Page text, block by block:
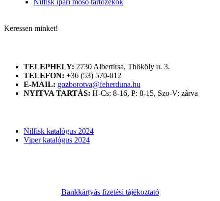
Nilfisk ipari mosó tartozékok
Keressen minket!
TELEPHELY: 2730 Albertirsa, Thököly u. 3.
TELEFON: +36 (53) 570-012
E-MAIL: gozborotva@feherduna.hu
NYITVA TARTÁS: H-Cs: 8-16, P: 8-15, Szo-V: zárva
Nilfisk katalógus 2024
Viper katalógus 2024
Bankkártyás fizetési tájékoztató